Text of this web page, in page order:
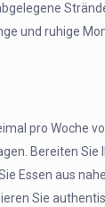
und ruhige
pro Woche
Bereiten Sie
Essen aus
Sie